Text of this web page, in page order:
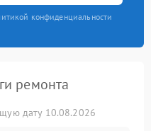
конфиденциальности
ремонта
дату 10.08.2026